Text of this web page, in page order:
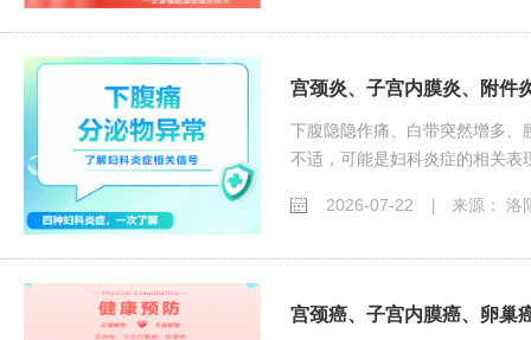
宫颈炎、子宫内膜炎、附
下腹隐隐作痛、白带突然增多
不适，可能是妇科炎症的相关表
2026-07-22 来源： 洛
宫颈癌、子宫内膜癌、卵